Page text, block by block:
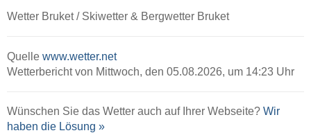
Wetter Bruket / Skiwetter & Bergwetter Bruket
Quelle www.wetter.net
Wetterbericht von Mittwoch, den 05.08.2026, um 14:23 Uhr
Wünschen Sie das Wetter auch auf Ihrer Webseite? Wir
haben die Lösung »